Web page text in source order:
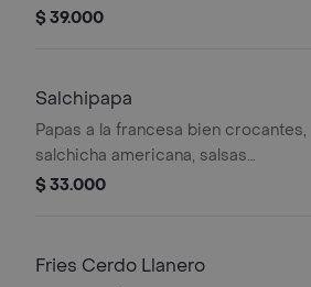
bañado en salsa bbq, cebolla grille,
costeño rallado y papita ripio pa
coronar. una salchipapa costeña
como nunca la has probado ¡sabrosa,
atrevida y con todo el sabor de la
calle bien puesta!
$ 39.000
Salchipapa
Papas a la francesa bien crocantes,
salchicha americana, salsas
artesanales tartara y piña, y queso
el flow!
$ 33.000
Fries Cerdo Llanero